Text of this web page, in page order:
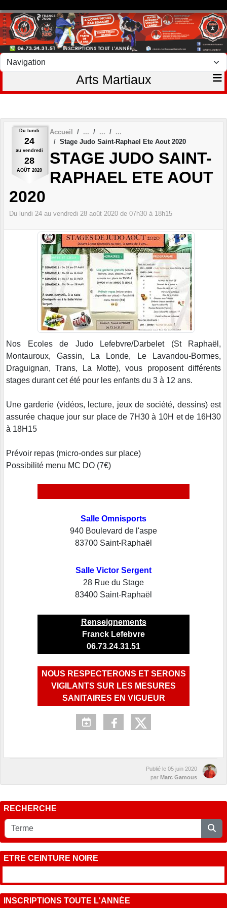
Arts Martiaux
Du lundi
24
au vendredi
28
AOÛT 2020
Accueil
Stage Judo Saint-Raphael Ete Aout 2020
STAGE JUDO SAINT-
RAPHAEL ETE AOUT
2020
Du lundi 24 au vendredi 28 août 2020 de 07h30 à 18h15
Nos Ecoles de Judo Lefebvre/Darbelet (St Raphaël,
Montauroux, Gassin, La Londe, Le Lavandou-Bormes,
Draguignan, Trans, La Motte), vous proposent différents
stages durant cet été pour les enfants du 3 à 12 ans.
Une garderie (vidéos, lecture, jeux de société, dessins) est
assurée chaque jour sur place de 7H30 à 10H et de 16H30
à 18H15
Prévoir repas (micro-ondes sur place)
Possibilité menu MC DO (7€)
Salle Omnisports
940 Boulevard de l'aspe
83700 Saint-Raphaël
Salle Victor Sergent
28 Rue du Stage
83400 Saint-Raphaël
Renseignements
Franck Lefebvre
06.73.24.31.51
NOUS RESPECTERONS ET SERONS
VIGILANTS SUR LES MESURES
SANITAIRES EN VIGUEUR
Publié le 05 juin 2020
par Marc Gamous
RECHERCHE
ETRE CEINTURE NOIRE
INSCRIPTIONS TOUTE L'ANNÉE